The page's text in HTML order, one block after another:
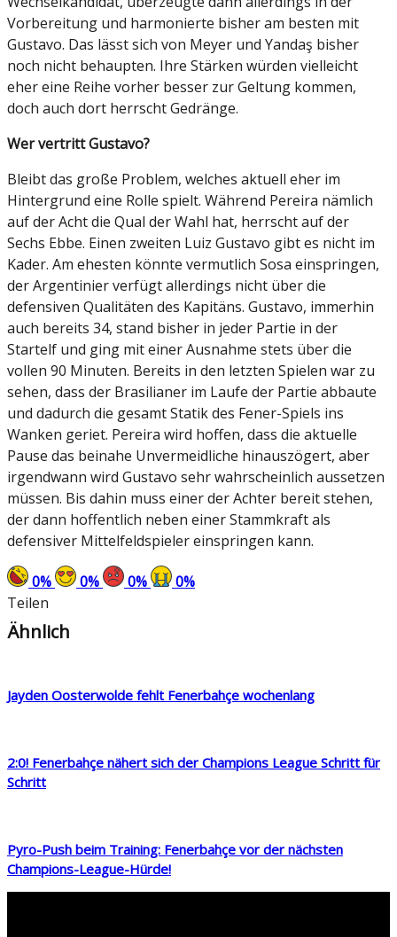
Vorbereitung und harmonierte bisher am besten mit
Gustavo. Das lässt sich von Meyer und Yandaş bisher
noch nicht behaupten. Ihre Stärken würden vielleicht
eher eine Reihe vorher besser zur Geltung kommen,
doch auch dort herrscht Gedränge.
Wer vertritt Gustavo?
Bleibt das große Problem, welches aktuell eher im
Hintergrund eine Rolle spielt. Während Pereira nämlich
auf der Acht die Qual der Wahl hat, herrscht auf der
Sechs Ebbe. Einen zweiten Luiz Gustavo gibt es nicht im
Kader. Am ehesten könnte vermutlich Sosa einspringen,
der Argentinier verfügt allerdings nicht über die
defensiven Qualitäten des Kapitäns. Gustavo, immerhin
auch bereits 34, stand bisher in jeder Partie in der
Startelf und ging mit einer Ausnahme stets über die
vollen 90 Minuten. Bereits in den letzten Spielen war zu
sehen, dass der Brasilianer im Laufe der Partie abbaute
und dadurch die gesamt Statik des Fener-Spiels ins
Wanken geriet. Pereira wird hoffen, dass die aktuelle
Pause das beinahe Unvermeidliche hinauszögert, aber
irgendwann wird Gustavo sehr wahrscheinlich aussetzen
müssen. Bis dahin muss einer der Achter bereit stehen,
der dann hoffentlich neben einer Stammkraft als
defensiver Mittelfeldspieler einspringen kann.
0% 0% 0% 0%
Teilen
Ähnlich
Jayden Oosterwolde fehlt Fenerbahçe wochenlang
2:0! Fenerbahçe nähert sich der Champions League Schritt für
Schritt
Pyro-Push beim Training: Fenerbahçe vor der nächsten
Champions-League-Hürde!